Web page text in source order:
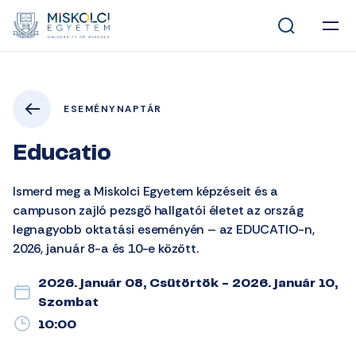
ESEMÉNYNAPTÁR
Educatio
Ismerd meg a Miskolci Egyetem képzéseit és a
campuson zajló pezsgő hallgatói életet az ország
legnagyobb oktatási eseményén – az EDUCATIO-n,
2026, január 8-a és 10-e között.
2026. január 08, Csütörtök - 2026. január 10,
Szombat
10:00